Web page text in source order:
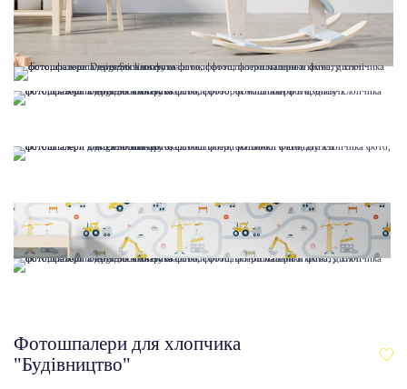
Фотошпалери для хлопчика
"Будівництво"